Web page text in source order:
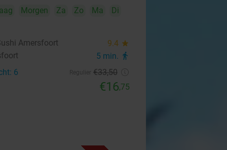
Morgen Za Zo Ma
Di
Amersfoort
9.4 star
5 min. directions_walk
6 €33,50
€16,75